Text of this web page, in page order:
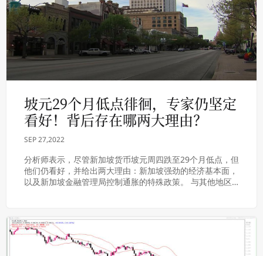
坡元29个月低点徘徊，专家仍坚定
看好！背后存在哪两大理由？
SEP 27,2022
分析师表示，尽管新加坡货币坡元周四跌至29个月低点，但
他们仍看好，并给出两大理由：新加坡强劲的经济基本面，
以及新加坡金融管理局控制通胀的特殊政策。 与其他地区